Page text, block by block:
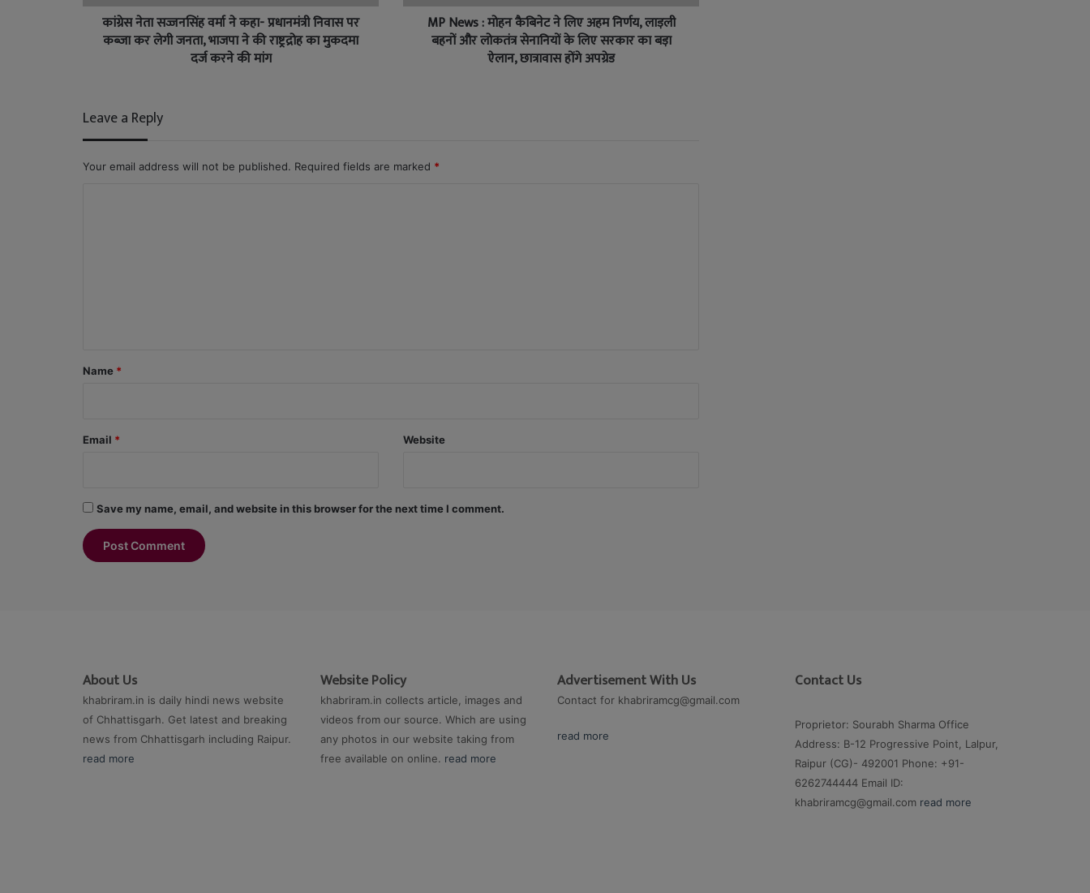
कांग्रेस नेता सज्जनसिंह वर्मा ने कहा- प्रधानमंत्री निवास पर
कब्जा कर लेगी जनता, भाजपा ने की राष्ट्रद्रोह का मुकदमा
दर्ज करने की मांग
MP News : मोहन कैबिनेट ने लिए अहम निर्णय, लाड़ली
बहनों और लोकतंत्र सेनानियों के लिए सरकार का बड़ा
ऐलान, छात्रावास होंगे अपग्रेड
Leave a Reply
Your email address will not be published. Required fields are marked *
*
Name *
Email * Website
Save my name, email, and website in this browser for the next time I comment.
About Us
khabriram.in is daily hindi news website
of Chhattisgarh. Get latest and breaking
news from Chhattisgarh including Raipur.
read more
Website Policy
khabriram.in collects article, images and
videos from our source. Which are using
any photos in our website taking from
free available on online. read more
Advertisement With Us
Contact for khabriramcg@gmail.com
read more
Contact Us
Proprietor: Sourabh Sharma Office
Address: B-12 Progressive Point, Lalpur,
Raipur (CG)- 492001 Phone: +91-
6262744444 Email ID:
khabriramcg@gmail.com read more